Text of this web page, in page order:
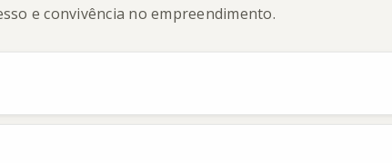
e convivência no empreendimento.